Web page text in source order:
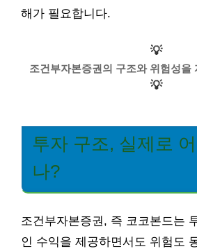
해가 필요합니다.
💡
조건부자본증권의 구조와 위험성을
💡
투자 구조, 실제로
나?
조건부자본증권, 즉 코코본드는
인 수익을 제공하면서도 위험도